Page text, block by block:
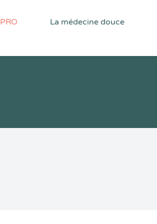
PRO La médecine douce